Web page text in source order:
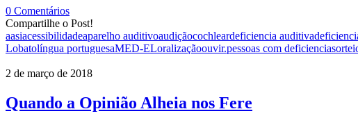
0 Comentários
Compartilhe o Post!
aasiacessibilidadeaparelho auditivoaudiçãocochleardeficiencia auditiva
Lobatolíngua portuguesaMED-ELoralizaçãoouvir.pessoas com deficiencia
2 de março de 2018
Quando a Opinião Alheia nos Fere